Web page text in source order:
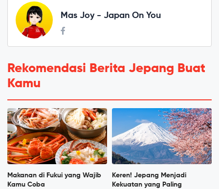
Mas Joy - Japan On You
Rekomendasi Berita Jepang Buat
Kamu
Makanan di Fukui yang Wajib
Kamu Coba
Keren! Jepang Menjadi
Kekuatan yang Paling